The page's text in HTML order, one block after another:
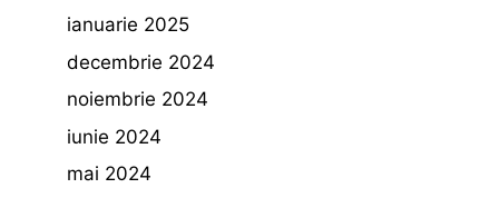
ianuarie 2025
decembrie 2024
noiembrie 2024
iunie 2024
mai 2024